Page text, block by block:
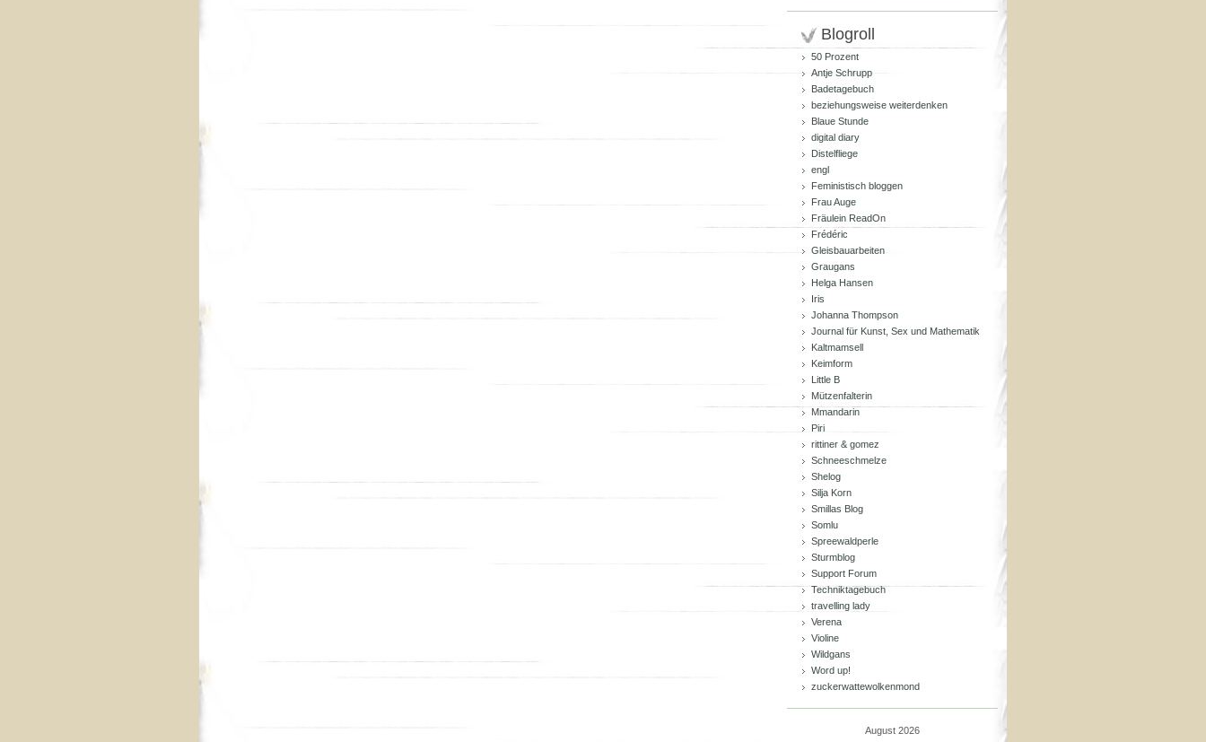
Blogroll
50 Prozent
Antje Schrupp
Badetagebuch
beziehungsweise weiterdenken
Blaue Stunde
digital diary
Distelfliege
engl
Feministisch bloggen
Frau Auge
Fräulein ReadOn
Frédéric
Gleisbauarbeiten
Graugans
Helga Hansen
Iris
Johanna Thompson
Journal für Kunst, Sex und Mathematik
Kaltmamsell
Keimform
Little B
Mützenfalterin
Mmandarin
Piri
rittiner & gomez
Schneeschmelze
Shelog
Silja Korn
Smillas Blog
Somlu
Spreewaldperle
Sturmblog
Support Forum
Techniktagebuch
travelling lady
Verena
Violine
Wildgans
Word up!
zuckerwattewolkenmond
August 2026